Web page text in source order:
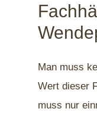
Man muss
Wert dieser
muss nur